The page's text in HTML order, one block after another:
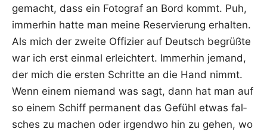
gemacht, dass ein Foto­graf an Bord kommt. Puh,
immer­hin hat­te man mei­ne Reser­vie­rung erhal­ten.
Als mich der zwei­te Offi­zier auf Deutsch begrüß­te
war ich erst ein­mal erleich­tert. Immer­hin jemand,
der mich die ers­ten Schrit­te an die Hand nimmt.
Wenn einem nie­mand was sagt, dann hat man auf
so einem Schiff per­ma­nent das Gefühl etwas fal­
sches zu machen oder irgend­wo hin zu gehen, wo